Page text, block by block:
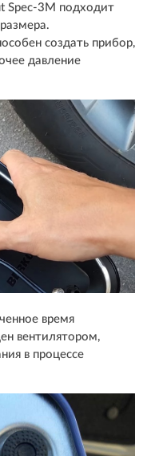
Spec-3M подходит
создать прибор,
давление
время
вентилятором,
в процессе